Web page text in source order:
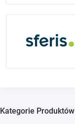
Kategorie Produktów